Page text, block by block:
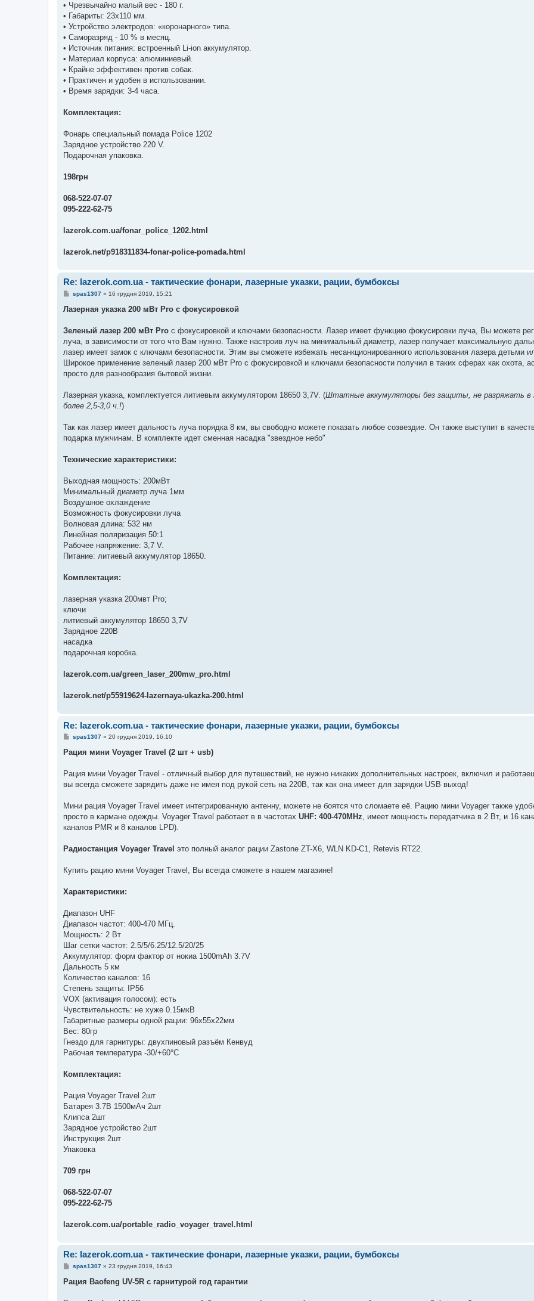
• Чрезвычайно малый вес - 180 г.
• Габариты: 23x110 мм.
• Устройство электродов: «коронарного» типа.
• Саморазряд - 10 % в месяц.
• Источник питания: встроенный Li-ion аккумулятор.
• Материал корпуса: алюминиевый.
• Крайне эффективен против собак.
• Практичен и удобен в использовании.
• Время зарядки: 3-4 часа.
Комплектация:
Фонарь специальный помада Police 1202
Зарядное устройство 220 V.
Подарочная упаковка.
198грн
068-522-07-07
095-222-62-75
lazerok.com.ua/fonar_police_1202.html
lazerok.net/p918311834-fonar-police-pomada.html
Re: lazerok.com.ua - тактические фонари, лазерные указки, рации, бумбоксы
П
в
о
л
е
н
я
spas1307» 16 грудня 2019, 15:21
Лазерная указка 200 мВт Pro с фокусировкой
Зеленый лазер 200 мВт Pro с фокусировкой и ключами безопасности. Лазер имеет функцию фокусировки луча, Вы можете
луча, в зависимости от того что Вам нужно. Также настроив луч на минимальный диаметр, лазер получает максимальную
лазер имеет замок с ключами безопасности. Этим вы сможете избежать несанкционированного использования лазера детьми
Широкое применение зеленый лазер 200 мВт Pro с фокусировкой и ключами безопасности получил в таких сферах как охота,
просто для разнообразия бытовой жизни.
Лазерная указка, комплектуется литиевым аккумулятором 18650 3,7V. (Штатные аккумуляторы без защиты, не разряжать в
более 2,5-3,0 ч.!)
Так как лазер имеет дальность луча порядка 8 км, вы свободно можете показать любое созвездие. Он также выступит в
подарка мужчинам. В комплекте идет сменная насадка "звездное небо"
Технические характеристики:
Выходная мощность: 200мВт
Минимальный диаметр луча 1мм
Воздушное охлаждение
Возможность фокусировки луча
Волновая длина: 532 нм
Линейная поляризация 50:1
Рабочее напряжение: 3,7 V.
Питание: литиевый аккумулятор 18650.
Комплектация:
лазерная указка 200мвт Pro;
ключи
литиевый аккумулятор 18650 3,7V
Зарядное 220В
насадка
подарочная коробка.
lazerok.com.ua/green_laser_200mw_pro.html
lazerok.net/p55919624-lazernaya-ukazka-200.html
Re: lazerok.com.ua - тактические фонари, лазерные указки, рации, бумбоксы
П
в
о
л
н
я
spas1307» 20 грудня 2019, 16:10
Рация мини Voyager Travel (2 шт + usb)
Рация мини Voyager Travel - отличный выбор для путешествий, не нужно никаких дополнительных настроек, включил и
вы всегда сможете зарядить даже не имея под рукой сеть на 220В, так как она имеет для зарядки USB выход!
Мини рация Voyager Travel имеет интегрированную антенну, можете не боятся что сломаете её. Рацию мини Voyager также
просто в кармане одежды. Voyager Travel работает в в частотах UHF: 400-470MHz, имеет мощность передатчика в 2 Вт, и 16
каналов PMR и 8 каналов LPD).
Радиостанция Voyager Travel это полный аналог рации Zastone ZT-X6, WLN KD-C1, Retevis RT22.
Купить рацию мини Voyager Travel, Вы всегда сможете в нашем магазине!
Характеристики:
Диапазон UHF
Диапазон частот: 400-470 МГц.
Мощность: 2 Вт
Шаг сетки частот: 2.5/5/6.25/12.5/20/25
Аккумулятор: форм фактор от нокиа 1500mAh 3.7V
Дальность 5 км
Количество каналов: 16
Cтепень защиты: IP56
VOX (активация голосом): есть
Чувствительность: не хуже 0.15мкВ
Габаритные размеры одной рации: 96х55х22мм
Вес: 80гр
Гнездо для гарнитуры: двухпиновый разъём Кенвуд
Рабочая температура -30/+60°С
Комплектация:
Рация Voyager Travel 2шт
Батарея 3.7В 1500мАч 2шт
Клипса 2шт
Зарядное устройство 2шт
Инструкция 2шт
Упаковка
709 грн
068-522-07-07
095-222-62-75
lazerok.com.ua/portable_radio_voyager_travel.html
Re: lazerok.com.ua - тактические фонари, лазерные указки, рации, бумбоксы
П
в
spas1307» 23 грудня 2019, 16:43
Рация Baofeng UV-5R c гарнитурой год гарантии